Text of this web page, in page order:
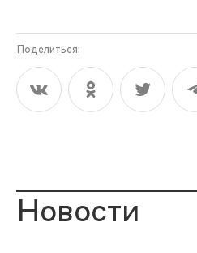
Поделиться:
Новости